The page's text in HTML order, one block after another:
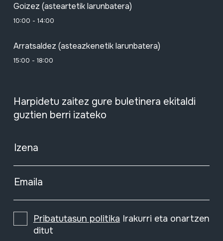
Goizez (asteartetik larunbatera)
10:00 - 14:00
Arratsaldez (asteazkenetik larunbatera)
15:00 - 18:00
Harpidetu zaitez gure buletinera ekitaldi
guztien berri izateko
Izena
Emaila
Pribatutasun politika Irakurri eta onartzen
ditut